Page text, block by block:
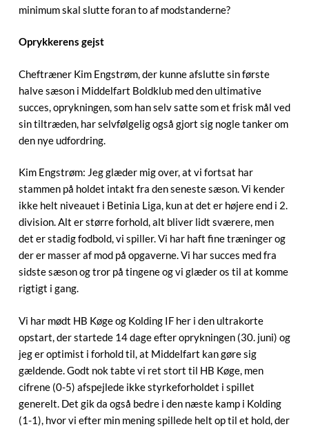
minimum skal slutte foran to af modstanderne?
Oprykkerens gejst
Cheftræner Kim Engstrøm, der kunne afslutte sin første
halve sæson i Middelfart Boldklub med den ultimative
succes, oprykningen, som han selv satte som et frisk mål ved
sin tiltræden, har selvfølgelig også gjort sig nogle tanker om
den nye udfordring.
Kim Engstrøm: Jeg glæder mig over, at vi fortsat har
stammen på holdet intakt fra den seneste sæson. Vi kender
ikke helt niveauet i Betinia Liga, kun at det er højere end i 2.
division. Alt er større forhold, alt bliver lidt sværere, men
det er stadig fodbold, vi spiller. Vi har haft fine træninger og
der er masser af mod på opgaverne. Vi har succes med fra
sidste sæson og tror på tingene og vi glæder os til at komme
rigtigt i gang.
Vi har mødt HB Køge og Kolding IF her i den ultrakorte
opstart, der startede 14 dage efter oprykningen (30. juni) og
jeg er optimist i forhold til, at Middelfart kan gøre sig
gældende. Godt nok tabte vi ret stort til HB Køge, men
cifrene (0-5) afspejlede ikke styrkeforholdet i spillet
generelt. Det gik da også bedre i den næste kamp i Kolding
(1-1), hvor vi efter min mening spillede helt op til et hold, der